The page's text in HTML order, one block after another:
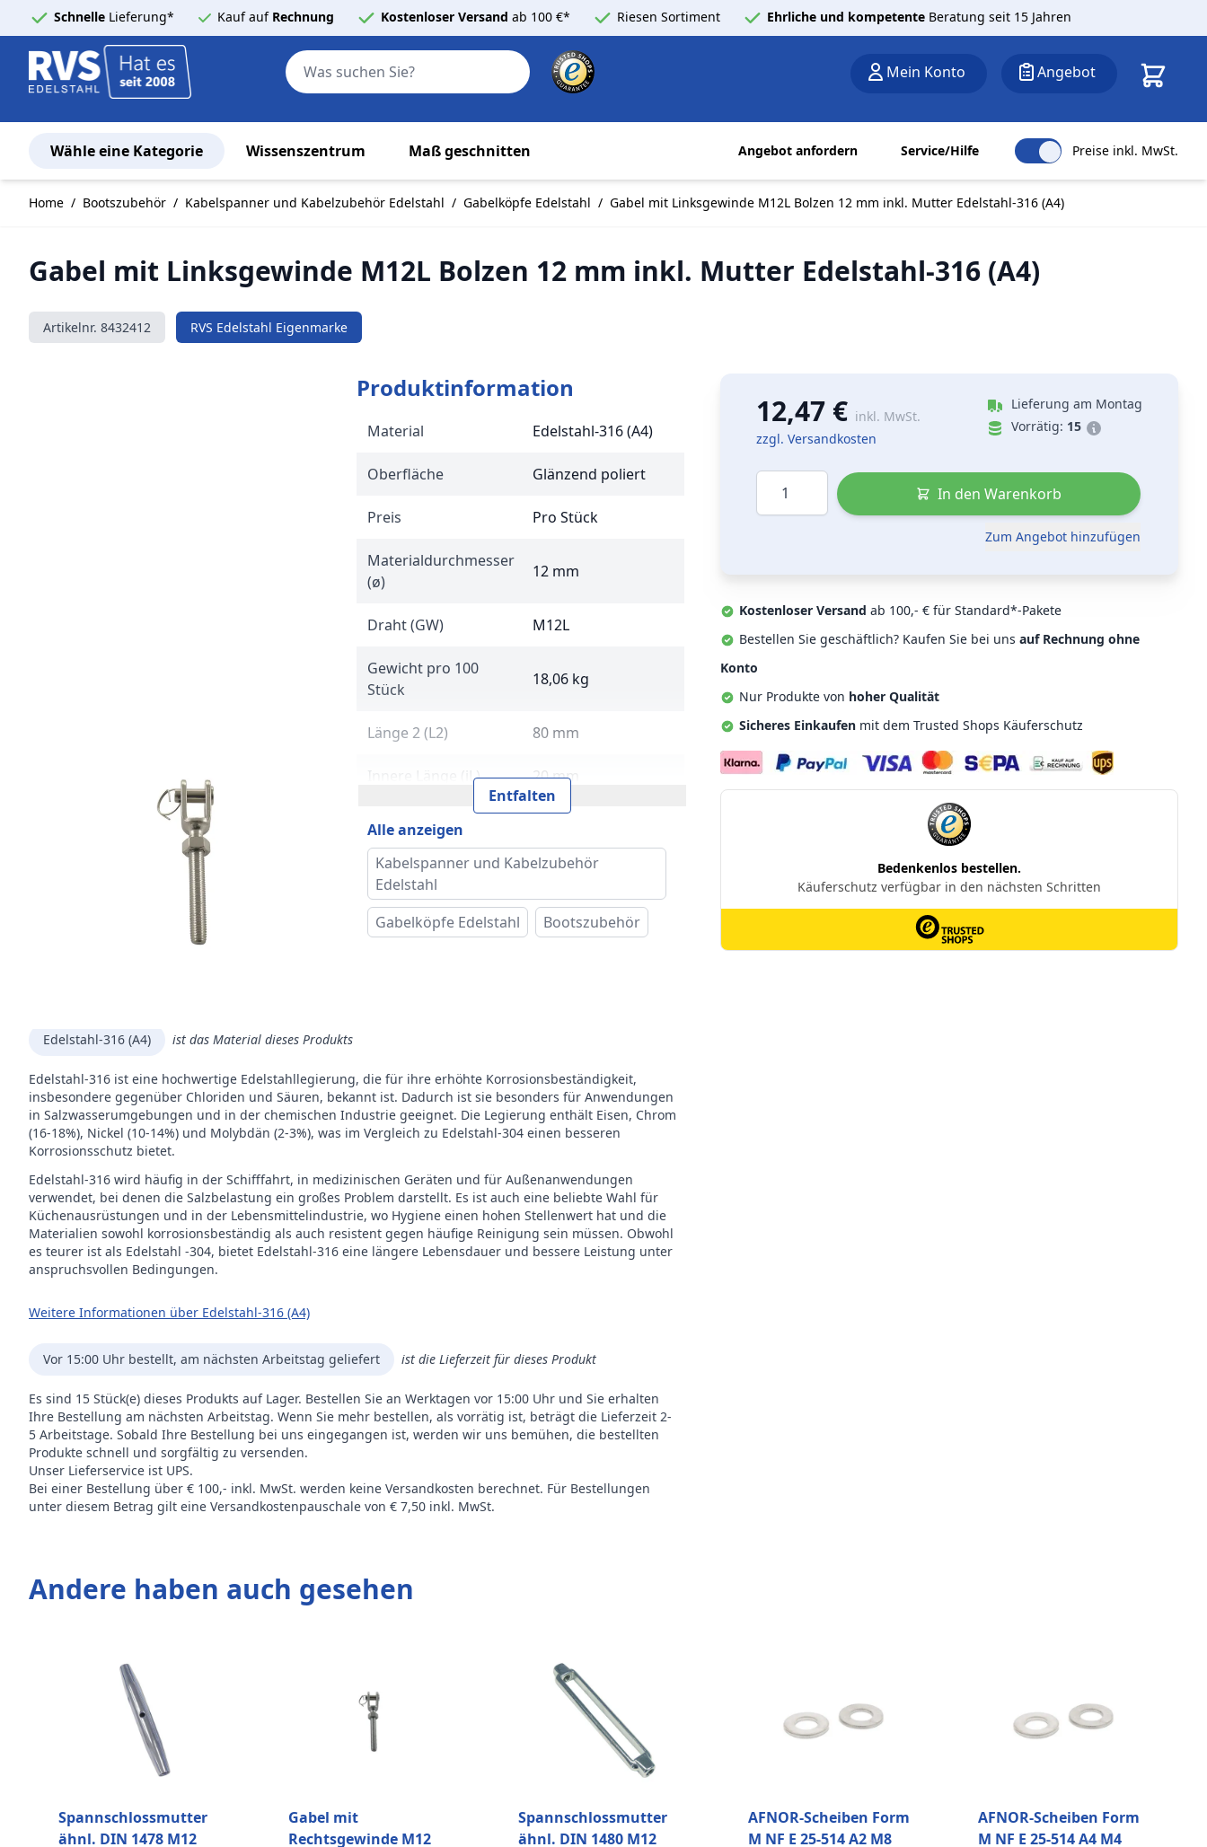
Schnelle Lieferung* Kauf auf Rechnung Kostenloser Versand ab 100 €* Riesen Sortiment Ehrliche und kompetente Beratung seit 15 Jahren
Search
Mein Konto Angebot
Wähle eine Kategorie Wissenszentrum Maß geschnitten Angebot anfordern Service/Hilfe Preise inkl. MwSt.
Home / Bootszubehör / Kabelspanner und Kabelzubehör Edelstahl / Gabelköpfe Edelstahl / Gabel mit Linksgewinde M12L Bolzen 12 mm inkl. Mutter Edelstahl-316 (A4)
Gabel mit Linksgewinde M12L Bolzen 12 mm inkl. Mutter Edelstahl-316 (A4)
Artikelnr. 8432412 RVS Edelstahl Eigenmarke
Produktinformation
Material Edelstahl-316 (A4)
Oberfläche Glänzend poliert
Preis Pro Stück
Materialdurchmesser
(ø)
12 mm
Draht (GW) M12L
Gewicht pro 100
Stück
18,06 kg
Länge 2 (L2) 80 mm
Innere Länge (iL) 20 mm
122 mm
Antrieb SW19
Innere Breite (iB) 14 mm
Entfalten
Alle anzeigen
Kabelspanner und Kabelzubehör
Edelstahl
Gabelköpfe Edelstahl
Bootszubehör
Edelstahl-316 (A4) ist das Material dieses Produkts
Edelstahl-316 ist eine hochwertige Edelstahllegierung, die für ihre erhöhte Korrosionsbeständigkeit,
insbesondere gegenüber Chloriden und Säuren, bekannt ist. Dadurch ist sie besonders für Anwendungen
in Salzwasserumgebungen und in der chemischen Industrie geeignet. Die Legierung enthält Eisen, Chrom
(16-18%), Nickel (10-14%) und Molybdän (2-3%), was im Vergleich zu Edelstahl-304 einen besseren
Korrosionsschutz bietet.
Edelstahl-316 wird häufig in der Schifffahrt, in medizinischen Geräten und für Außenanwendungen
verwendet, bei denen die Salzbelastung ein großes Problem darstellt. Es ist auch eine beliebte Wahl für
Küchenausrüstungen und in der Lebensmittelindustrie, wo Hygiene einen hohen Stellenwert hat und die
Materialien sowohl korrosionsbeständig als auch resistent gegen häufige Reinigung sein müssen. Obwohl
es teurer ist als Edelstahl -304, bietet Edelstahl-316 eine längere Lebensdauer und bessere Leistung unter
anspruchsvollen Bedingungen.
Weitere Informationen über Edelstahl-316 (A4)
Vor 15:00 Uhr bestellt, am nächsten Arbeitstag geliefert ist die Lieferzeit für dieses Produkt
Es sind 15 Stück(e) dieses Produkts auf Lager. Bestellen Sie an Werktagen vor 15:00 Uhr und Sie erhalten
Ihre Bestellung am nächsten Arbeitstag. Wenn Sie mehr bestellen, als vorrätig ist, beträgt die Lieferzeit 2-
5 Arbeitstage. Sobald Ihre Bestellung bei uns eingegangen ist, werden wir uns bemühen, die bestellten
Produkte schnell und sorgfältig zu versenden.
Unser Lieferservice ist UPS.
Bei einer Bestellung über € 100,- inkl. MwSt. werden keine Versandkosten berechnet. Für Bestellungen
unter diesem Betrag gilt eine Versandkostenpauschale von € 7,50 inkl. MwSt.
12,47 € inkl. MwSt.
zzgl. Versandkosten
Lieferung am Montag
Vorrätig: 15
Menge
In den Warenkorb
Zum Angebot hinzufügen
Kostenloser Versand ab 100,- € für Standard*-Pakete
Bestellen Sie geschäftlich? Kaufen Sie bei uns auf Rechnung ohne
Konto
Nur Produkte von hoher Qualität
Sicheres Einkaufen mit dem Trusted Shops Käuferschutz
Andere haben auch gesehen
Spannschlossmutter
ähnl. DIN 1478 M12
Gabel mit
Rechtsgewinde M12
Spannschlossmutter
ähnl. DIN 1480 M12
AFNOR-Scheiben Form
M NF E 25-514 A2 M8
AFNOR-Scheiben Form
M NF E 25-514 A4 M4